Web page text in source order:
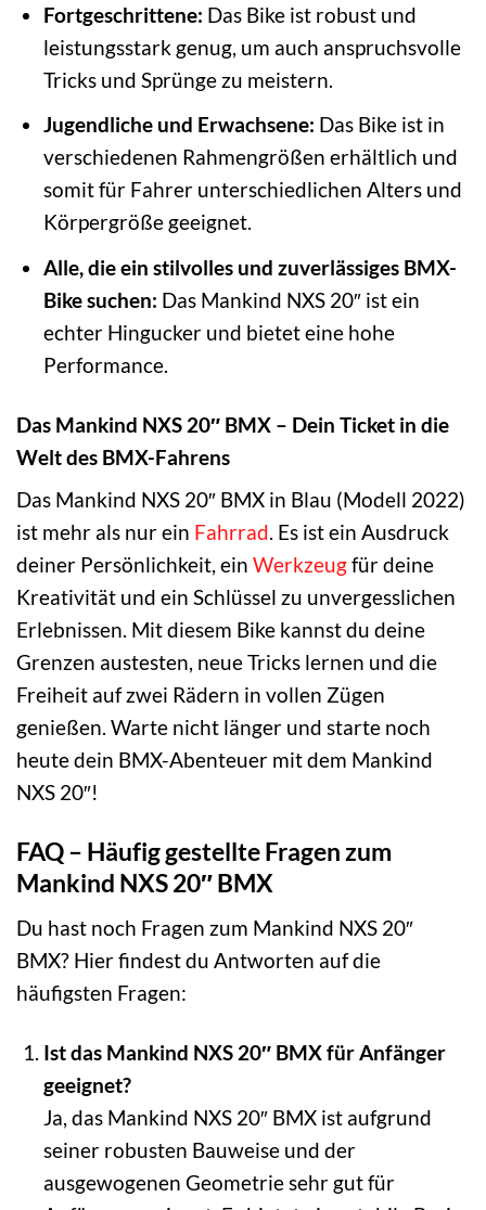
Fortgeschrittene: Das Bike ist robust und
leistungsstark genug, um auch anspruchsvolle
Tricks und Sprünge zu meistern.
Jugendliche und Erwachsene: Das Bike ist in
verschiedenen Rahmengrößen erhältlich und
somit für Fahrer unterschiedlichen Alters und
Körpergröße geeignet.
Alle, die ein stilvolles und zuverlässiges BMX-
Bike suchen: Das Mankind NXS 20″ ist ein
echter Hingucker und bietet eine hohe
Performance.
Das Mankind NXS 20″ BMX – Dein Ticket in die
Welt des BMX-Fahrens
Das Mankind NXS 20″ BMX in Blau (Modell 2022)
ist mehr als nur ein Fahrrad. Es ist ein Ausdruck
deiner Persönlichkeit, ein Werkzeugfür deine
Kreativität und ein Schlüssel zu unvergesslichen
Erlebnissen. Mit diesem Bike kannst du deine
Grenzen austesten, neue Tricks lernen und die
Freiheit auf zwei Rädern in vollen Zügen
genießen. Warte nicht länger und starte noch
heute dein BMX-Abenteuer mit dem Mankind
NXS 20″!
FAQ – Häufig gestellte Fragen zum
Mankind NXS 20″ BMX
Du hast noch Fragen zum Mankind NXS 20″
BMX? Hier findest du Antworten auf die
häufigsten Fragen:
Ist das Mankind NXS 20″ BMX für Anfänger
geeignet?
Ja, das Mankind NXS 20″ BMX ist aufgrund
seiner robusten Bauweise und der
ausgewogenen Geometrie sehr gut für